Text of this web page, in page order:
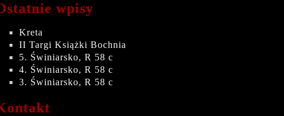
wpisy
Kreta
II Targi Książki Bochnia
5. Świniarsko, R 58 c
4. Świniarsko, R 58 c
3. Świniarsko, R 58 c